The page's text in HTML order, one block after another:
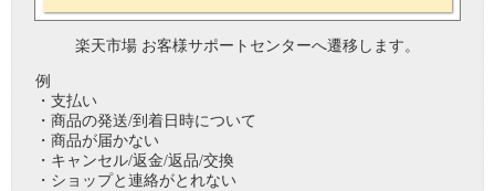
楽天市場 お客様サポートセンターへ遷移します。
例
・支払い
・商品の発送/到着日時について
・商品が届かない
・キャンセル/返金/返品/交換
・ショップと連絡がとれない